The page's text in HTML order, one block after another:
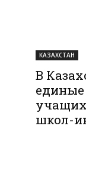
КАЗАХСТАН
В
школ-